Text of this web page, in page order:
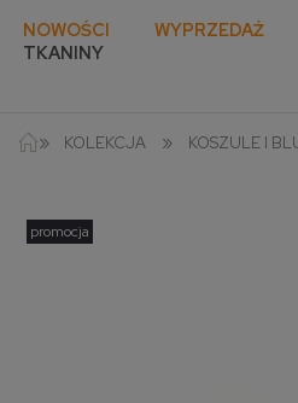
NOWOŚCI WYPRZEDAŻ
TKANINY
» KOLEKCJA » KOSZULE I
promocja